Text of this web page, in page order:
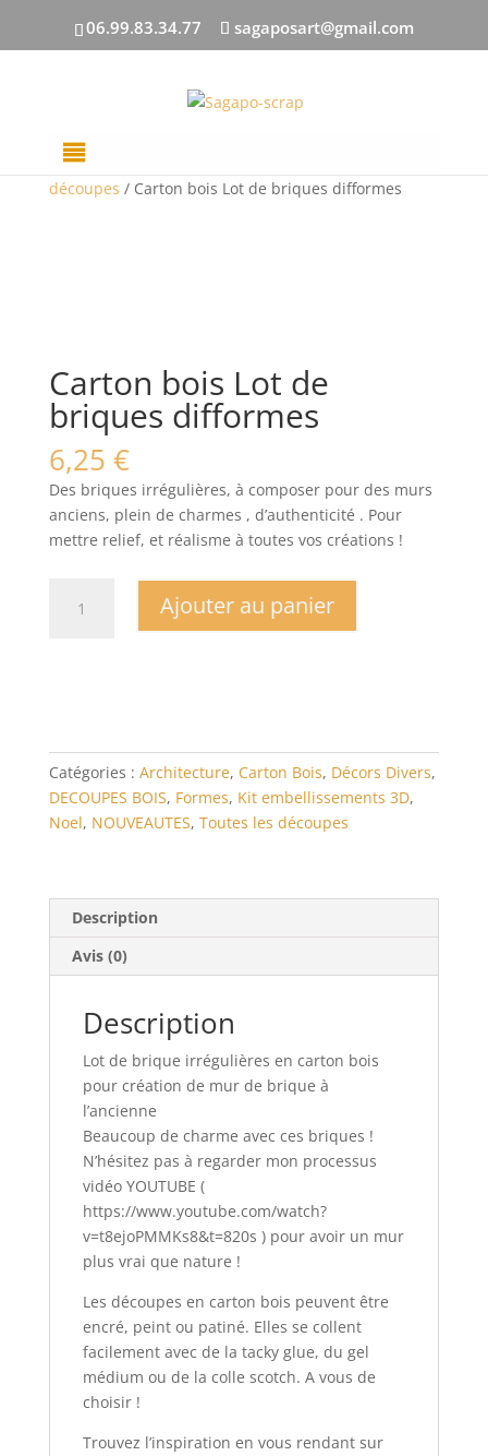
06.99.83.34.77 sagaposart@gmail.com
Accueil
découpes / Carton bois Lot de briques difformes
Carton bois Lot de
briques difformes
6,25 €
Des briques irrégulières, à composer pour des murs
anciens, plein de charmes , d’authenticité . Pour
mettre relief, et réalisme à toutes vos créations !
difformes
Ajouter au panier
Catégories : Architecture, Carton Bois, Décors Divers,
DECOUPES BOIS, Formes, Kit embellissements 3D,
Noel, NOUVEAUTES, Toutes les découpes
Description
Avis (0)
Description
Lot de brique irrégulières en carton bois
pour création de mur de brique à
l’ancienne
Beaucoup de charme avec ces briques !
N’hésitez pas à regarder mon processus
vidéo YOUTUBE (
https://www.youtube.com/watch?
v=t8ejoPMMKs8&t=820s ) pour avoir un mur
plus vrai que nature !
Les découpes en carton bois peuvent être
encré, peint ou patiné. Elles se collent
facilement avec de la tacky glue, du gel
médium ou de la colle scotch. A vous de
choisir !
Trouvez l’inspiration en vous rendant sur